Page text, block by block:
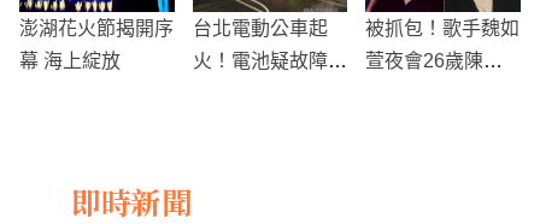
澎湖花火節揭開序
幕 海上綻放
台北電動公車起
火！電池疑故障釀
被抓包！歌手魏如
萱夜會26歲陳昊
即時新聞